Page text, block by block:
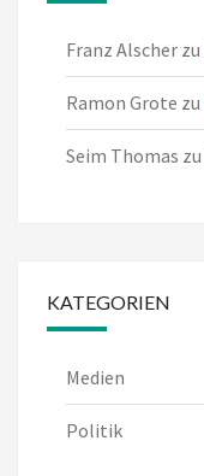
Franz Alscher zu
Ramon Grote zu
Seim Thomas zu
KATEGORIEN
Medien
Politik